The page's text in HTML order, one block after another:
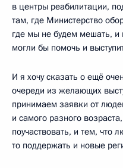
в центры реабилитации,
там, где Министерство
где мы не будем мешать, и
могли бы помочь и
И я хочу сказать о ещё
очереди из желающих
принимаем заявки от
и самого разного
поучаствовать, и тем, что
то поддержать и новые